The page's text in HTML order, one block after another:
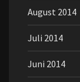
August 2014
Juli 2014
Juni 2014